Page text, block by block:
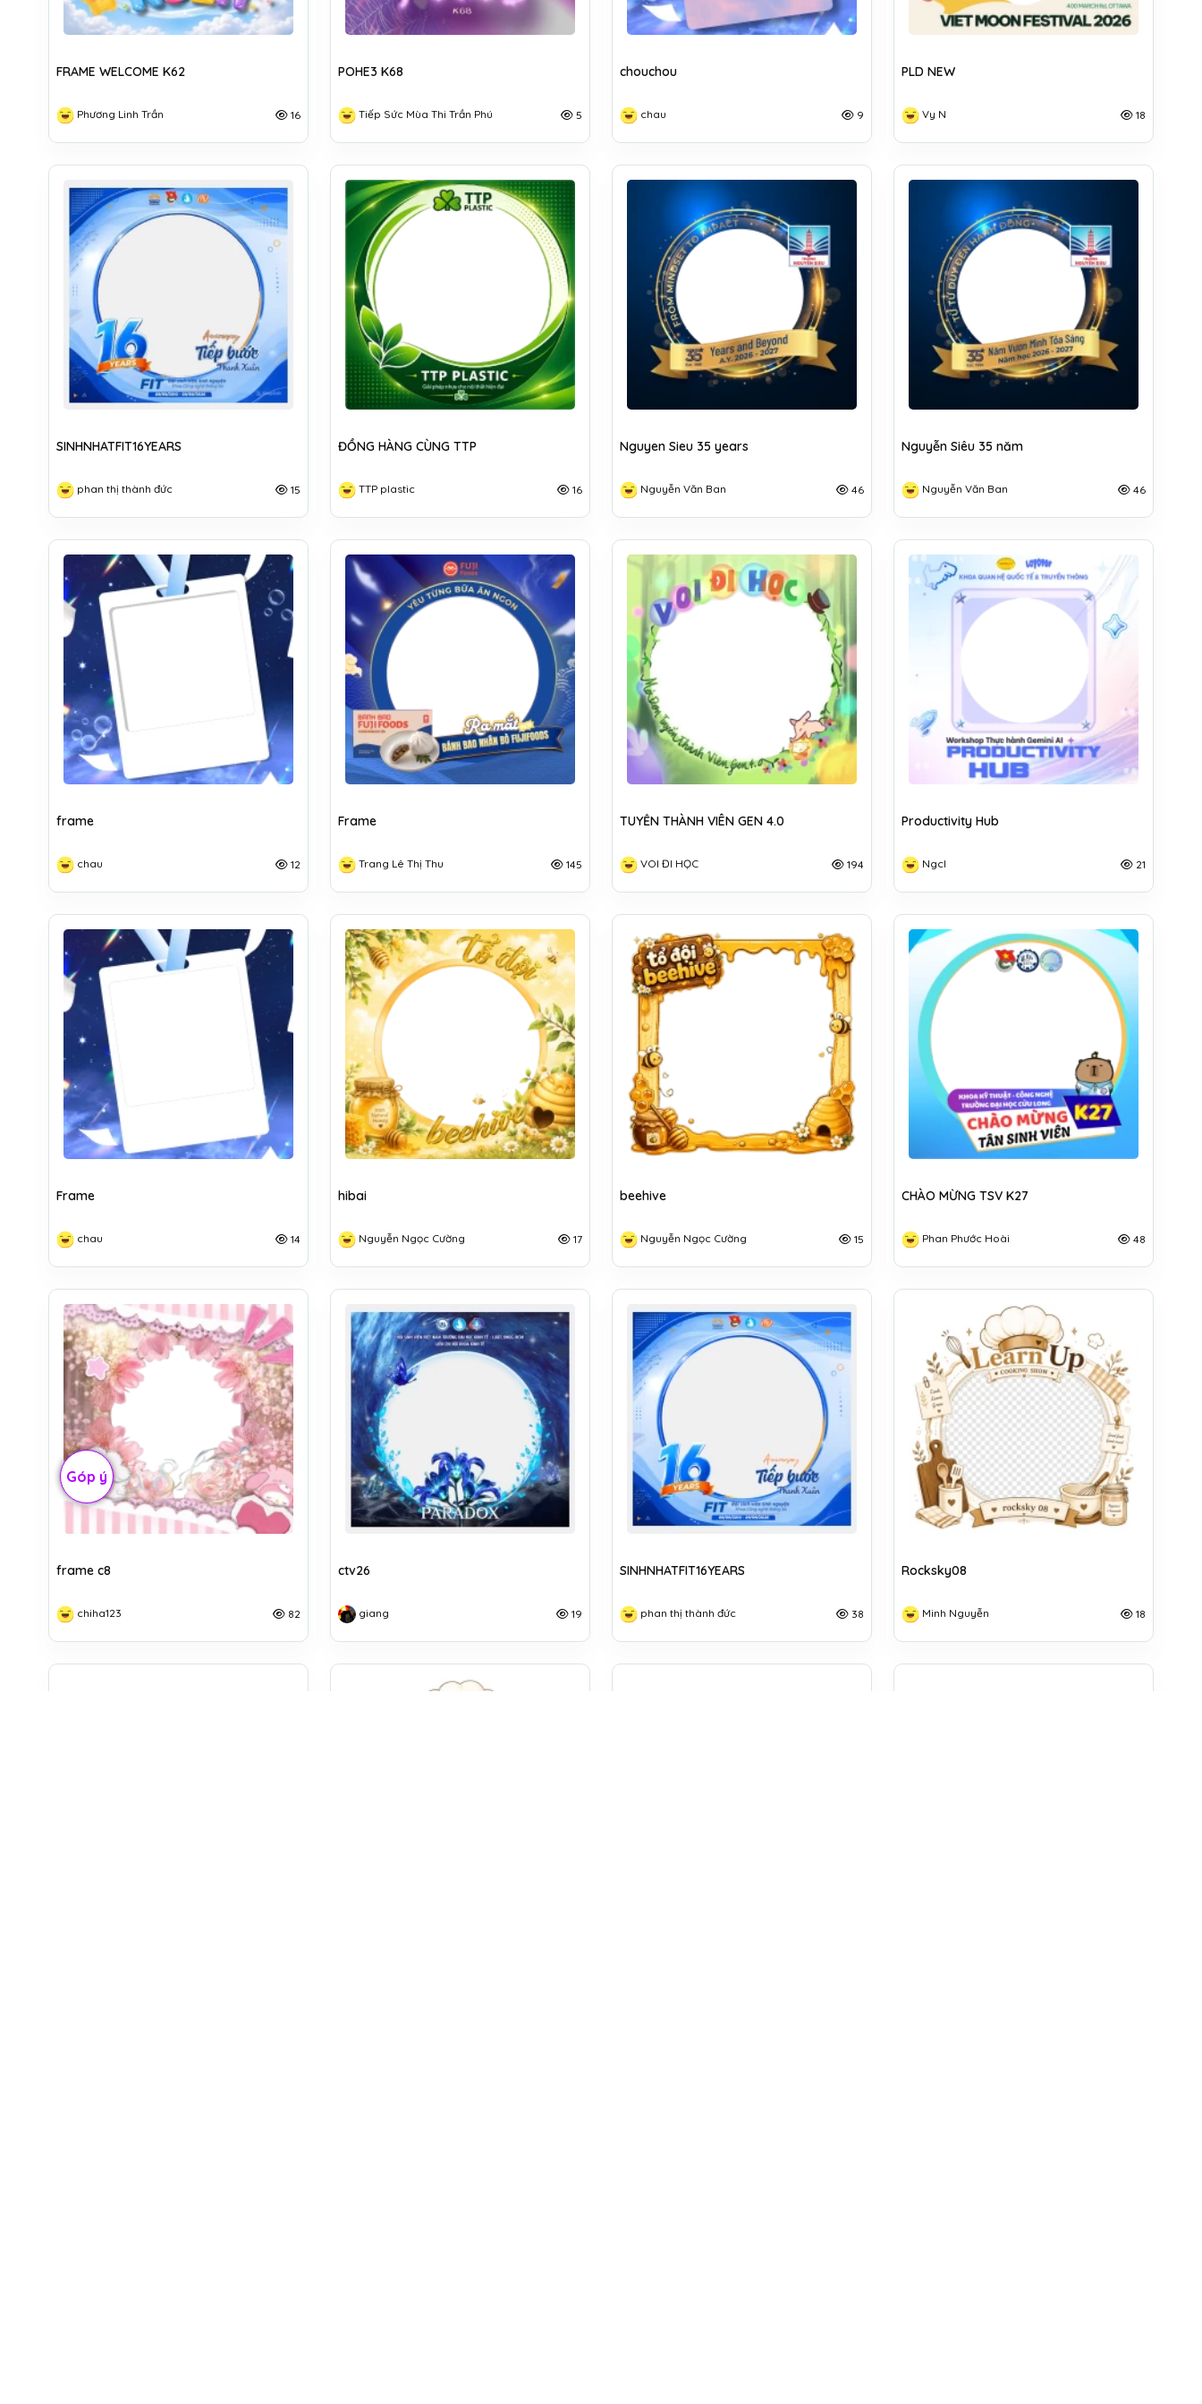
FRAME WELCOME K62
Phương Linh Trần 16
POHE3 K68
Tiếp Sức Mùa Thi Trần Phú 5
chouchou
chau 9
PLD NEW
Vy N 18
SINHNHATFIT16YEARS
phan thị thành đức 15
ĐỒNG HÀNG CÙNG TTP
TTP plastic 16
Nguyen Sieu 35 years
Nguyễn Văn Ban 46
Nguyễn Siêu 35 năm
Nguyễn Văn Ban 46
frame
chau 12
Frame
Trang Lê Thị Thu 145
TUYỂN THÀNH VIÊN GEN 4.0
VOI ĐI HỌC 194
Productivity Hub
Ngcl 21
Frame
chau 14
hibai
Nguyễn Ngọc Cường 17
beehive
Nguyễn Ngọc Cường 15
CHÀO MỪNG TSV K27
Phan Phước Hoài 48
frame c8
chiha123 82
ctv26
giang 19
SINHNHATFIT16YEARS
phan thị thành đức 38
Rocksky08
Minh Nguyễn 18
Góp ý